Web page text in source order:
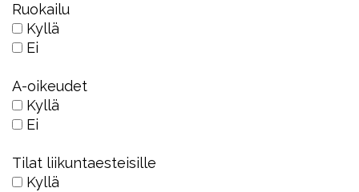
Ruokailu
Kyllä
Ei
A-oikeudet
Kyllä
Ei
Tilat liikuntaesteisille
Kyllä